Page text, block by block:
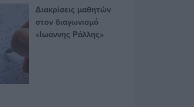
Διακρίσεις μαθητών
στον διαγωνισμό
«Ιωάννης Ράλλης»